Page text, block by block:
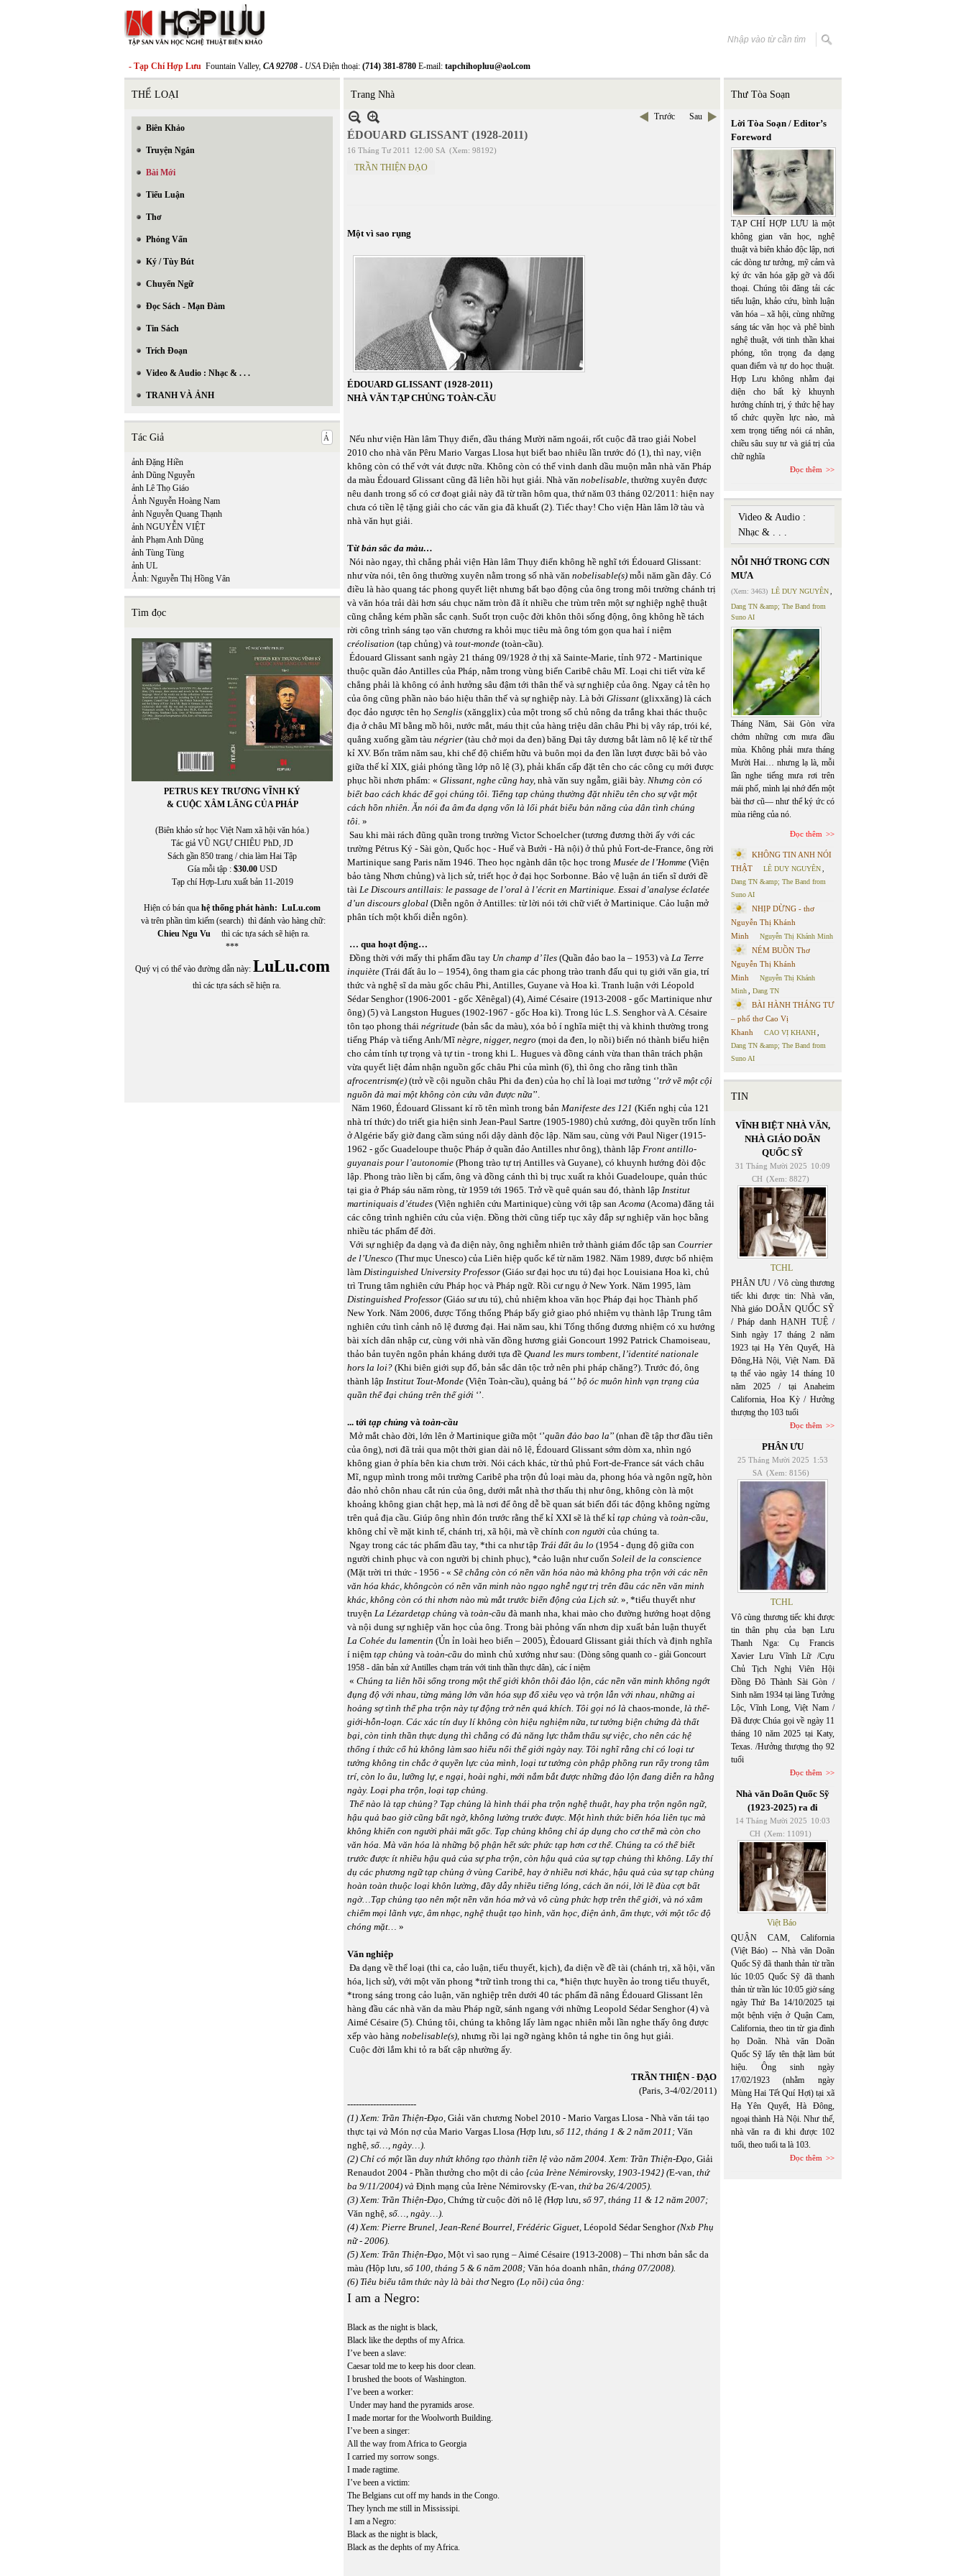
- Tạp Chí Hợp Lưu Fountain Valley, CA 92708 - USAĐiện thoại: (714) 381-8780 E-mail: tapchihopluu@aol.com
THỂ LOẠI
Biên Khảo
Truyện Ngắn
Bài Mới
Tiểu Luận
Thơ
Phỏng Vấn
Ký / Tùy Bút
Chuyển Ngữ
Đọc Sách - Mạn Đàm
Tin Sách
Trích Đoạn
Video & Audio : Nhạc & . . .
TRANH VÀ ẢNH
Tác Giả
ảnh Đặng Hiền
ảnh Dũng Nguyễn
ảnh Lê Thọ Giáo
Ảnh Nguyễn Hoàng Nam
ảnh Nguyễn Quang Thạnh
ảnh NGUYỄN VIỆT
ảnh Phạm Anh Dũng
ảnh Tùng Tùng
ảnh UL
Ảnh: Nguyễn Thị Hồng Vân
Tìm đọc
PETRUS KEY TRƯƠNG VĨNH KÝ
& CUỘC XÂM LĂNG CỦA PHÁP
(Biên khảo sử học Việt Nam xã hội văn hóa.)
Tác giả VŨ NGỰ CHIÊU PhD, JD
Sách gần 850 trang / chia làm Hai Tập
Gía mỗi tập : $30.00USD
Tạp chí Hợp-Lưu xuất bản 11-2019
Hiện có bán qua hệ thống phát hành: LuLu.com
và trên phần tìm kiếm (search) thì đánh vào hàng chữ:
Chieu Ngu Vu thì các tựa sách sẽ hiện ra.
***
Quý vị có thể vào đường dẫn này: LuLu.com
thì các tựa sách sẽ hiện ra.
Trang Nhà
Trước Sau
ÉDOUARD GLISSANT (1928-2011)
16 Tháng Tư 2011 12:00 SA (Xem: 98192)
TRẦN THIỆN ĐẠO
Một vì sao rụng
ÉDOUARD GLISSANT (1928-2011)
NHÀ VĂN TẠP CHỦNG TOÀN-CẦU
Nếu như viện Hàn lâm Thụy điển, đầu tháng Mười năm ngoái, rốt cuộc đã trao giải Nobel
2010 cho nhà văn Pêru Mario Vargas Llosa hụt biết bao nhiêu lần trước đó (1), thì nay, viện
không còn có thể vớt vát được nữa. Không còn có thể vinh danh dầu muộn mằn nhà văn Pháp
da màu Édouard Glissant cũng đã liên hồi hụt giải. Nhà văn nobelisable, thường xuyên được
nêu danh trong số có cơ đoạt giải này đã từ trần hôm qua, thứ năm 03 tháng 02/2011: hiện nay
chưa có tiền lệ tặng giải cho các văn gia đã khuất (2). Tiếc thay! Cho viện Hàn lâm lỡ tàu và
nhà văn hụt giải.
Từ bản sắc da màu…
Nói nào ngay, thì chẳng phải viện Hàn lâm Thụy điển không hề nghĩ tới Édouard Glissant:
như vừa nói, tên ông thường xuyên nằm trong số nhà văn nobelisable(s) mỗi năm gần đây. Có
điều là hào quang tác phong quyết liệt nhưng bất bạo động của ông trong môi trường chánh trị
và văn hóa trải dài hơn sáu chục năm tròn đã ít nhiều che trùm trên một sự nghiệp nghệ thuật
cũng chẳng kém phần sắc cạnh. Suốt trọn cuộc đời khôn thôi sống động, ông không hề tách
rời công trình sáng tạo văn chương ra khỏi mục tiêu mà ông tóm gọn qua haì í niệm
créolisation (tạp chủng) và tout-monde (toàn-cầu).
Édouard Glissant sanh ngày 21 tháng 09/1928 ở thị xã Sainte-Marie, tỉnh 972 - Martinique
thuộc quần đảo Antilles của Pháp, nằm trong vùng biển Caribê châu Mĩ. Loại chi tiết vừa kể
chẳng phải là không có ảnh hưởng sâu đậm tới thân thế và sự nghiệp của ông. Ngay cả tên họ
của ông cũng phần nào báo hiệu thân thế và sự nghiệp này. Là bởi Glissant (glixxăng) là cách
đọc đảo ngược tên họ Senglis (xăngglix) của một trong số chủ nông da trắng khai thác thuộc
địa ở châu Mĩ bằng mồ hôi, nước mắt, máu thịt của hàng triệu dân châu Phi bị vây ráp, trói ké,
quẳng xuống gầm tàu négrier (tàu chở mọi da đen) băng Đại tây dương bắt làm nô lệ kể từ thế
kỉ XV. Bốn trăm năm sau, khi chế độ chiếm hữu và buôn mọi da đen lần lượt được bãi bỏ vào
giữa thế kỉ XIX, giải phóng tầng lớp nô lệ (3), phải khẩn cấp đặt tên cho các công cụ mới được
phục hồi nhơn phẩm: « Glissant, nghe cũng hay, nhà văn suy ngẫm, giãi bày. Nhưng còn có
biết bao cách khác để gọi chúng tôi. Tiếng tạp chủng thường đặt nhiều tên cho sự vật một
cách hồn nhiên. Ăn nói đa âm đa dạng vốn là lối phát biểu bản năng của dân tình chúng
tôi. »
Sau khi mài rách đũng quần trong trường Victor Schoelcher (tương đương thời ấy với các
trường Pétrus Ký - Sài gòn, Quốc học - Huế và Bưởi - Hà nội) ở thủ phủ Fort-de-France, ông rời
Martinique sang Paris năm 1946. Theo học ngành dân tộc học trong Musée de l’Homme (Viện
bảo tàng Nhơn chủng) và lịch sử, triết học ở đại học Sorbonne. Bảo vệ luận án tiến sĩ dưới đề
tài Le Discours antillais: le passage de l’oral à l’écrit en Martinique. Essai d’analyse éclatée
d’un discours global (Diễn ngôn ở Antilles: từ lời nói tới chữ viết ở Martinique. Cảo luận mở
phân tích một khối diễn ngôn).
… qua hoạt động…
Đồng thời với mấy thi phẩm đầu tay Un champ d’ îles (Quần đảo bao la – 1953) và La Terre
inquiète (Trái đất âu lo – 1954), ông tham gia các phong trào tranh đấu qui tụ giới văn gia, trí
thức và nghệ sĩ da màu gốc châu Phi, Antilles, Guyane và Hoa kì. Tranh luận với Léopold
Sédar Senghor (1906-2001 - gốc Xênêgal) (4), Aimé Césaire (1913-2008 - gốc Martinique như
ông) (5) và Langston Hugues (1902-1967 - gốc Hoa kì). Trong lúc L.S. Senghor và A. Césaire
tôn tạo phong thái négritude (bản sắc da màu), xóa bỏ í nghĩa miệt thị và khinh thường trong
tiếng Pháp và tiếng Anh/Mĩ nègre, nigger, negro (mọi da đen, lọ nồi) biến nó thành biểu hiện
cho cảm tính tự trọng và tự tin - trong khi L. Hugues và đồng cánh vừa than thân trách phận
vừa quyết liệt đảm nhận nguồn gốc châu Phi của mình (6), thì ông cho rằng tinh thần
afrocentrism(e) (trở về cội nguồn châu Phi da đen) của họ chỉ là loại mơ tưởng ‘’trở về một cội
nguồn đà mai một không còn cứu vãn được nữa’’.
Năm 1960, Édouard Glissant kí rõ tên mình trong bản Manifeste des 121 (Kiến nghị của 121
nhà trí thức) do triết gia hiện sinh Jean-Paul Sartre (1905-1980) chủ xướng, đòi quyền trốn lính
ở Algérie bấy giờ đang cầm súng nổi dậy dành độc lập. Năm sau, cùng với Paul Niger (1915-
1962 - gốc Guadeloupe thuộc Pháp ở quần đảo Antilles như ông), thành lập Front antillo-
guyanais pour l’autonomie (Phong trào tự trị Antilles và Guyane), có khuynh hướng đòi độc
lập. Phong trào liền bị cấm, ông và đồng cánh thì bị trục xuất ra khỏi Guadeloupe, quản thúc
tại gia ở Pháp sáu năm ròng, từ 1959 tới 1965. Trở về quê quán sau đó, thành lập Institut
martiniquais d’études (Viện nghiên cứu Martinique) cùng với tập sanAcoma (Acoma) đăng tải
các công trình nghiên cứu của viện. Đồng thời cũng tiếp tục xây đắp sự nghiệp văn học bằng
nhiều tác phẩm để đời.
Với sự nghiệp đa dạng và đa diện này, ông nghiễm nhiên trở thành giám đốc tập san Courrier
de l’Unesco (Thư mục Unesco) của Liên hiệp quốc kể từ năm 1982. Năm 1989, được bổ nhiệm
làm Distinguished University Professor (Giáo sư đại học ưu tú) đại học Louisiana Hoa kì, chủ
trì Trung tâm nghiên cứu Pháp học và Pháp ngữ. Rồi cư ngụ ở New York. Năm 1995, làm
Distinguished Professor (Giáo sư ưu tú), chủ nhiệm khoa văn học Pháp đại học Thành phố
New York. Năm 2006, được Tổng thống Pháp bấy giở giao phó nhiệm vụ thành lập Trung tâm
nghiên cứu tình cảnh nô lệ đương đại. Hai năm sau, khi Tổng thống đương nhiệm có xu hướng
bài xích dân nhập cư, cùng với nhà văn đồng hương giải Goncourt 1992 Patrick Chamoiseau,
thảo bản tuyên ngôn phản kháng dưới tựa đề Quand les murs tombent, l’identité nationale
hors la loi? (Khi biên giới sụp đổ, bản sắc dân tộc trở nên phi pháp chăng?). Trước đó, ông
thành lập Institut Tout-Monde (Viện Toàn-cầu), quảng bá ‘’ bộ óc muôn hình vạn trạng của
quần thể đại chúng trên thế giới ‘’.
... tới tạp chủng và toàn-cầu
Mở mắt chào đời, lớn lên ở Martinique giữa một ‘’quần đảo bao la’’ (nhan đề tập thơ đầu tiên
của ông), nơi đã trải qua một thời gian dài nô lệ, Édouard Glissant sớm dòm xa, nhìn ngó
không gian ở phía bên kia chưn trời. Nói cách khác, từ thủ phủ Fort-de-France sát vách châu
Mĩ, ngụp mình trong môi trường Caribê pha trộn đủ loại màu da, phong hóa và ngôn ngữ, hòn
đảo nhỏ chôn nhau cắt rún của ông, dưới mắt nhà thơ thấu thị như ông, không còn là một
khoảng không gian chật hẹp, mà là nơi để ông dễ bề quan sát biến đổi tác động không ngừng
trên quả địa cầu. Giúp ông nhìn đón trước rằng thế kỉ XXI sẽ là thế kỉ tạp chủng và toàn-cầu,
không chỉ về mặt kinh tế, chánh trị, xã hội, mà về chính con người của chúng ta.
Ngay trong các tác phẩm đầu tay, *thi ca như tập Trái đất âu lo (1954 - đụng độ giữa con
người chinh phục và con người bị chinh phục), *cảo luận như cuốn Soleil de la conscience
(Mặt trời tri thức - 1956 - « Sẽ chẳng còn có nền văn hóa nào mà không pha trộn với các nền
văn hóa khác, khôngcòn có nền văn minh nào ngạo nghễ ngự trị trên đầu các nền văn minh
khác, không còn có thi nhơn nào mù mắt trước biến động của Lịch sử. », *tiểu thuyết như
truyện La Lézardetạp chủng và toàn-cầu đà manh nha, khai mào cho đường hướng hoạt dộng
và nội dung sự nghiệp văn học của ông. Trong bài phỏng vấn nhơn dịp xuất bản luận thuyết
La Cohée du lamentin (Ủn ỉn loài heo biển – 2005), Èdouard Glissant giải thích và định nghĩa
í niệm tạp chủng và toàn-cầu do mình chủ xướng như sau: (Dòng sông quanh co - giải Goncourt
1958 - dân bản xứ Antilles chạm trán với tinh thần thực dân), các í niệm
« Chúng ta liên hồi sống trong một thế giới khôn thôi đảo lộn, các nền văn minh không ngớt
đụng độ với nhau, từng mảng lớn văn hóa sụp đổ xiêu vẹo và trộn lẫn với nhau, những ai
hoảng sợ tình thế pha trộn này tự động trở nên quá khích. Tôi gọi nó là chaos-monde, là thế-
giới-hỗn-loạn. Các xác tín duy lí không còn hiệu nghiệm nữa, tư tưởng biện chứng đà thất
bại, còn tinh thần thực dụng thì chẳng có đủ năng lực thẳm thấu sự việc, cho nên các hệ
thống í thức cổ hủ không làm sao hiểu nổi thế giới ngày nay. Tôi nghĩ rằng chỉ có loại tư
tưởng không tin chắc ở quyền lực của mình, loại tư tưởng còn phập phồng run rẩy trong tâm
trí, còn lo âu, lưỡng lự, e ngại, hoài nghi, mới nắm bắt được những đảo lộn đang diễn ra hằng
ngày. Loại pha trộn, loại tạp chủng.
Thế nào là tạp chủng? Tạp chủng là hình thái pha trộn nghệ thuật, hay pha trộn ngôn ngữ,
hậu quả bao giờ cũng bất ngờ, không lường trước được. Một hình thức biến hóa liên tục mà
không khiến con người phải mất gốc. Tạp chủng không chỉ áp dụng cho cơ thể mà còn cho
văn hóa. Mà văn hóa là những bộ phận hết sức phức tạp hơn cơ thể. Chúng ta có thể biết
trước được ít nhiều hậu quả của sự pha trộn, còn hậu quả của sự tạp chủng thì không. Lấy thí
dụ các phương ngữ tạp chủng ở vùng Caribê, hay ở nhiều nơi khác, hậu quả của sự tạp chủng
hoàn toàn thuộc loại khôn lường, đầy dẫy nhiều tiếng lóng, cách ăn nói, lời lẽ đùa cợt bất
ngờ…Tạp chủng tạo nên một nền văn hóa mở và vô cùng phức hợp trên thế giới, và nó xâm
chiếm mọi lãnh vực, âm nhạc, nghệ thuật tạo hình, văn học, điện ảnh, ẩm thực, với một tốc độ
chóng mặt… »
Văn nghiệp
Đa dạng về thể loại (thi ca, cảo luận, tiểu thuyết, kịch), đa diện về đề tài (chánh trị, xã hội, văn
hóa, lịch sử), với một văn phong *trữ tình trong thi ca, *hiện thực huyền ảo trong tiểu thuyết,
*trong sáng trong cảo luận, văn nghiệp trên dưới 40 tác phẩm đã nâng Édouard Glissant lên
hàng đầu các nhà văn da màu Pháp ngữ, sánh ngang với những Leopold Sédar Senghor (4) và
Aimé Césaire (5). Chúng tôi, chúng ta không lấy làm ngạc nhiên mỗi lần nghe thấy ông được
xếp vào hàng nobelisable(s), nhưng rồi lại ngỡ ngàng khôn tả nghe tin ông hụt giải.
Cuộc đời lắm khi tỏ ra bất cập nhường ấy.
TRẦN THIỆN-ĐẠO
(Paris, 3-4/02/2011)
------------------------
(1)Xem: Trần Thiện-Đạo, Giải văn chương Nobel 2010 - Mario Vargas Llosa - Nhà văn tái tạo
thực tại và Món nợ của Mario Vargas Llosa (Hợp lưu, số 112, tháng 1 & 2 năm 2011; Văn
nghệ, số…, ngày…).
(2) Chỉ có một lần duy nhứt không tạo thành tiền lệ vào năm 2004. Xem: Trần Thiện-Đạo, Giải
Renaudot 2004 - Phần thưởng cho một di cảo {của Irène Némirovsky, 1903-1942} (E-van, thứ
ba 9/11/2004) và Định mạng của Irène Némirovsky (E-van, thứ ba 26/4/2005).
(3)Xem: Trần Thiện-Đạo, Chứng từ cuộc đời nô lệ (Hợp lưu, số 97, tháng 11 & 12 năm 2007;
Văn nghệ, số…, ngày…).
(4)Xem: Pierre Brunel, Jean-René Bourrel, Frédéric Giguet, Léopold Sédar Senghor(Nxb Phụ
nữ - 2006).
(5)Xem: Trần Thiện-Đạo, Một vì sao rụng – Aimé Césaire (1913-2008) – Thi nhơn bản sắc da
màu (Hộp lưu, số 100, tháng 5 & 6 năm 2008; Văn hóa doanh nhân, tháng 07/2008).
(6) Tiêu biểu tâm thức này là bài thơNegro (Lọ nồi) của ông:
I am a Negro:
Black as the night is black,
Black like the depths of my Africa.
I’ve been a slave:
Caesar told me to keep his door clean.
I brushed the boots of Washington.
I’ve been a worker:
Under may hand the pyramids arose.
I made mortar for the Woolworth Building.
I’ve been a singer:
All the way from Africa to Georgia
I carried my sorrow songs.
I made ragtime.
I’ve been a victim:
The Belgians cut off my hands in the Congo.
They lynch me still in Mississipi.
I am a Negro:
Black as the night is black,
Black as the dephts of my Africa.
Thư Tòa Soạn
Lời Tòa Soạn / Editor’s
Foreword
TẠP CHÍ HỢP LƯU là một
không gian văn học, nghệ
thuật và biên khảo độc lập, nơi
các dòng tư tưởng, mỹ cảm và
ký ức văn hóa gặp gỡ và đối
thoại. Chúng tôi đăng tải các
tiểu luận, khảo cứu, bình luận
văn hóa – xã hội, cùng những
sáng tác văn học và phê bình
nghệ thuật, với tinh thần khai
phóng, tôn trọng đa dạng
quan điểm và tự do học thuật.
Hợp Lưu không nhằm đại
diện cho bất kỳ khuynh
hướng chính trị, ý thức hệ hay
tổ chức quyền lực nào, mà
xem trọng tiếng nói cá nhân,
chiều sâu suy tư và giá trị của
chữ nghĩa
Đọc thêm
Video & Audio :
Nhạc & . . .
NỖI NHỚ TRONG CƠN
MƯA
(Xem: 3463) LÊ DUY NGUYÊN
Dang TN &amp; The Band from
Suno AI
Tháng Năm, Sài Gòn vừa
chớm những cơn mưa đầu
mùa. Không phải mưa tháng
Mười Hai… nhưng lạ là, mỗi
lần nghe tiếng mưa rơi trên
mái phố, mình lại nhớ đến một
bài thơ cũ— như thể ký ức có
mùa riêng của nó.
Đọc thêm
KHÔNG TIN ANH NÓI
THẬT
LÊ DUY NGUYÊN
Dang TN &amp; The Band from
Suno AI
NHỊP DỪNG - thơ
Nguyễn Thị Khánh
Minh
Nguyễn Thị Khánh Minh
NÉM BUỒN Thơ
Nguyễn Thị Khánh
Minh
Nguyễn Thị Khánh
Minh
Dang TN
BÀI HÀNH THÁNG TƯ
– phổ thơ Cao Vị
Khanh
CAO VỊ KHANH
Dang TN &amp; The Band from
Suno AI
TIN
VĨNH BIỆT NHÀ VĂN,
NHÀ GIÁO DOÃN
QUỐC SỸ
31 Tháng Mười 2025 10:09
CH (Xem: 8827)
TCHL
PHÂN ƯU / Vô cùng thương
tiếc khi được tin: Nhà văn,
Nhà giáo DOÃN QUỐC SỸ
/ Pháp danh HẠNH TUỆ /
Sinh ngày 17 tháng 2 năm
1923 tại Hạ Yên Quyết, Hà
Đông,Hà Nội, Việt Nam. Đã
tạ thế vào ngày 14 tháng 10
năm 2025 / tại Anaheim
California, Hoa Kỳ / Hưởng
thượng thọ 103 tuổi
Đọc thêm
PHÂN ƯU
25 Tháng Mười 2025 1:53
SA (Xem: 8156)
TCHL
Vô cùng thương tiếc khi được
tin thân phụ của bạn Lưu
Thanh Nga: Cụ Francis
Xavier Lưu Vĩnh Lữ /Cựu
Chủ Tịch Nghị Viên Hội
Đồng Đô Thành Sài Gòn /
Sinh năm 1934 tại làng Tưởng
Lộc, Vĩnh Long, Việt Nam /
Đã được Chúa gọi về ngày 11
tháng 10 năm 2025 tại Katy,
Texas. /Hưởng thượng thọ 92
tuổi
Đọc thêm
Nhà văn Doãn Quốc Sỹ
(1923-2025) ra đi
14 Tháng Mười 2025 10:03
CH (Xem: 11091)
Việt Báo
QUẬN CAM, California
(Việt Báo) -- Nhà văn Doãn
Quốc Sỹ đã thanh thản từ trần
lúc 10:05 Quốc Sỹ đã thanh
thản từ trần lúc 10:05 giờ sáng
ngày Thứ Ba 14/10/2025 tại
một bệnh viện ở Quận Cam,
California, theo tin từ gia đình
họ Doãn. Nhà văn Doãn
Quốc Sỹ lấy tên thật làm bút
hiệu. Ông sinh ngày
17/02/1923 (nhằm ngày
Mùng Hai Tết Quí Hợi) tại xã
Hạ Yên Quyết, Hà Đông,
ngoại thành Hà Nội. Như thế,
nhà văn ra đi khi được 102
tuổi, theo tuổi ta là 103.
Đọc thêm